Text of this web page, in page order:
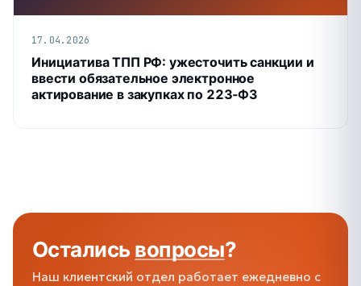
17.04.2026
Инициатива ТПП РФ: ужесточить санкции и
ввести обязательное электронное
актирование в закупках по 223‑ФЗ
Осталисьвопросы?
Наш клиентский отдел работает ежедневно с